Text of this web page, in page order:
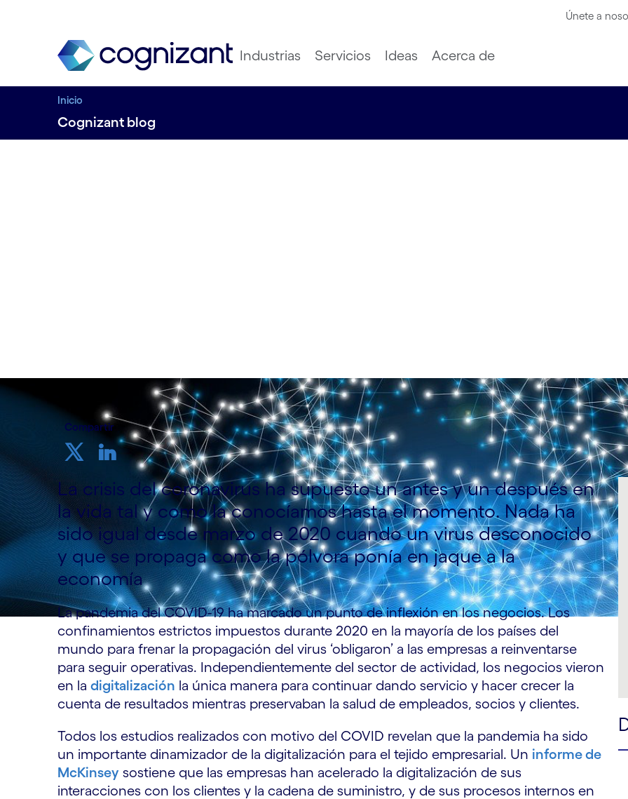
Únete a
Industrias Servicios Ideas Acerca de
Inicio
Cognizant blog
Compartir
La crisis del coronavirus ha supuesto un antes y un después en
la vida tal y como la conocíamos hasta el momento. Nada ha
sido igual desde marzo de 2020 cuando un virus desconocido
y que se propaga como la pólvora ponía en jaque a la
economía
La pandemia del COVID-19 ha marcado un punto de inflexión en los negocios. Los
confinamientos estrictos impuestos durante 2020 en la mayoría de los países del
mundo para frenar la propagación del virus ‘obligaron’ a las empresas a reinventarse
para seguir operativas. Independientemente del sector de actividad, los negocios vieron
en la digitalización la única manera para continuar dando servicio y hacer crecer la
cuenta de resultados mientras preservaban la salud de empleados, socios y clientes.
Todos los estudios realizados con motivo del COVID revelan que la pandemia ha sido
un importante dinamizador de la digitalización para el tejido empresarial. Un informe de
McKinsey sostiene que las empresas han acelerado la digitalización de sus
interacciones con los clientes y la cadena de suministro, y de sus procesos internos en